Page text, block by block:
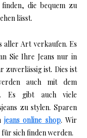
finden, die bequem zu
lässt.
aller Art verkaufen. Es
Sie Ihre Jeans nur in
zuverlässig ist. Dies ist
auch mit dem
Es gibt auch viele
zu stylen. Sparen
jeans online shop. Wir
für sich finden werden.